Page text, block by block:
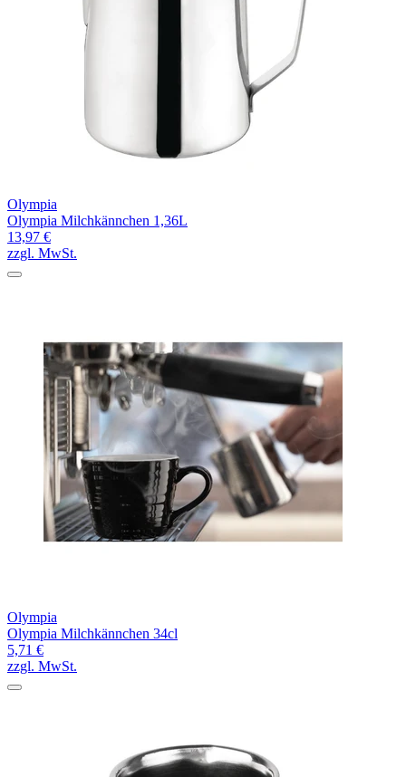
Olympia
Olympia Milchkännchen 1,36L
13,97 €
zzgl. MwSt.
Olympia
Olympia Milchkännchen 34cl
5,71 €
zzgl. MwSt.